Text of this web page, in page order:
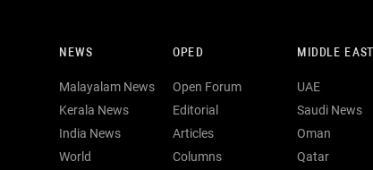
NEWS
Malayalam News
Kerala News
India News
World
OPED
Open Forum
Editorial
Articles
Columns
MIDDLE EAST
UAE
Saudi News
Oman
Qatar